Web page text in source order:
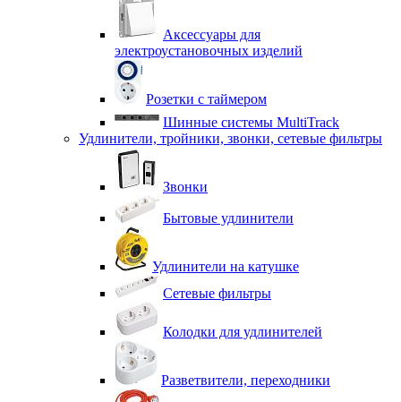
Аксессуары для
электроустановочных изделий
Розетки с таймером
Шинные системы MultiTrack
Удлинители, тройники, звонки, сетевые фильтры
Звонки
Бытовые удлинители
Удлинители на катушке
Сетевые фильтры
Колодки для удлинителей
Разветвители, переходники